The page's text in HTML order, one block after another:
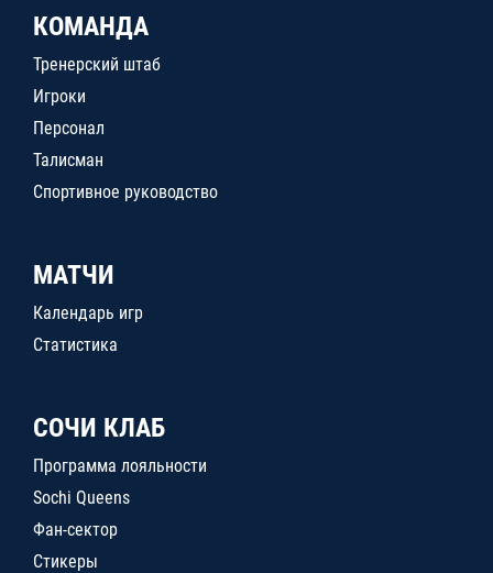
КОМАНДА
Тренерский штаб
Игроки
Персонал
Талисман
Спортивное руководство
МАТЧИ
Календарь игр
Статистика
СОЧИ КЛАБ
Программа лояльности
Sochi Queens
Фан-сектор
Стикеры